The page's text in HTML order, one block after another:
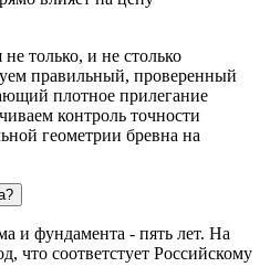
не только, и не столько
правильный, проверенный
плотное прилегание
контроль точности
геометрии бревна на
и фундамента - пять лет. На
что соответстует Российскому